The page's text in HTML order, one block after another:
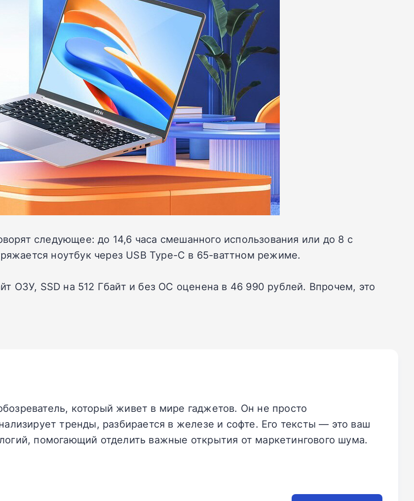
следующее: до 14,6 часа смешанного использования или до 8 с
ноутбук через USB Type-C в 65-ваттном режиме.
ОЗУ, SSD на 512 Гбайт и без ОС оценена в 46 990 рублей. Впрочем, это
который живет в мире гаджетов. Он не просто
тренды, разбирается в железе и софте. Его тексты — это ваш
помогающий отделить важные открытия от маркетингового шума.